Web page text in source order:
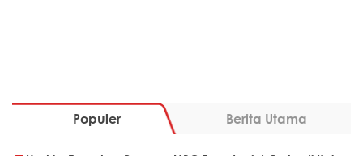
Populer Berita Utama